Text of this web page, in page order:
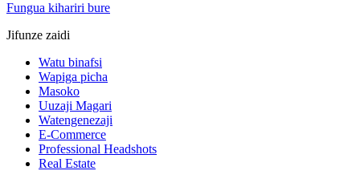
Fungua kihariri bure
Jifunze zaidi
Watu binafsi
Wapiga picha
Masoko
Uuzaji Magari
Watengenezaji
E-Commerce
Professional Headshots
Real Estate